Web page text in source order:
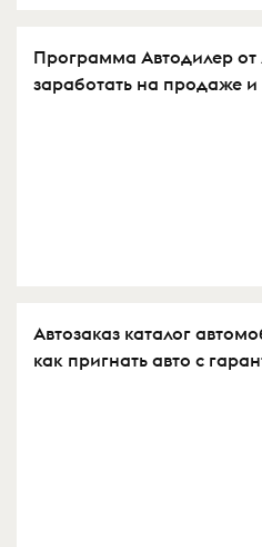
Программа Автодилер от
заработать на продаже
Автозаказ каталог
как пригнать авто с